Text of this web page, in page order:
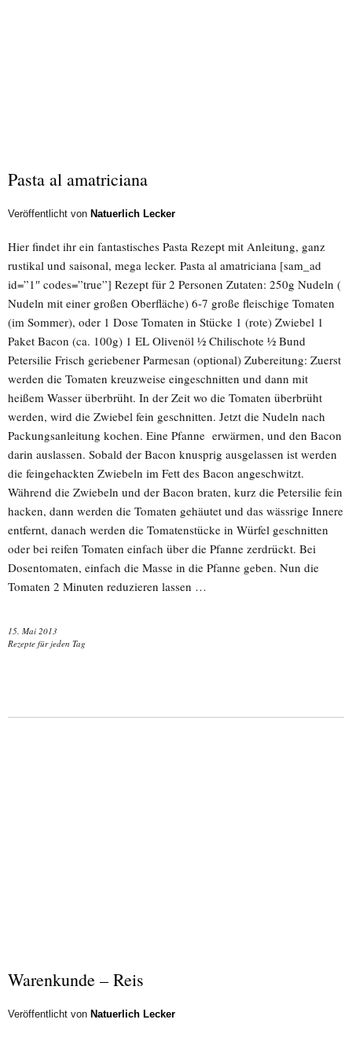
Pasta al amatriciana
Veröffentlicht von Natuerlich Lecker
Hier findet ihr ein fantastisches Pasta Rezept mit Anleitung, ganz
rustikal und saisonal, mega lecker. Pasta al amatriciana [sam_ad
id=”1″ codes=”true”] Rezept für 2 Personen Zutaten: 250g Nudeln (
Nudeln mit einer großen Oberfläche) 6-7 große fleischige Tomaten
(im Sommer), oder 1 Dose Tomaten in Stücke 1 (rote) Zwiebel 1
Paket Bacon (ca. 100g) 1 EL Olivenöl ½ Chilischote ½ Bund
Petersilie Frisch geriebener Parmesan (optional) Zubereitung: Zuerst
werden die Tomaten kreuzweise eingeschnitten und dann mit
heißem Wasser überbrüht. In der Zeit wo die Tomaten überbrüht
werden, wird die Zwiebel fein geschnitten. Jetzt die Nudeln nach
Packungsanleitung kochen. Eine Pfanne erwärmen, und den Bacon
darin auslassen. Sobald der Bacon knusprig ausgelassen ist werden
die feingehackten Zwiebeln im Fett des Bacon angeschwitzt.
Während die Zwiebeln und der Bacon braten, kurz die Petersilie fein
hacken, dann werden die Tomaten gehäutet und das wässrige Innere
entfernt, danach werden die Tomatenstücke in Würfel geschnitten
oder bei reifen Tomaten einfach über die Pfanne zerdrückt. Bei
Dosentomaten, einfach die Masse in die Pfanne geben. Nun die
Tomaten 2 Minuten reduzieren lassen …
15. Mai 2013
Rezepte für jeden Tag
Warenkunde – Reis
Veröffentlicht von Natuerlich Lecker